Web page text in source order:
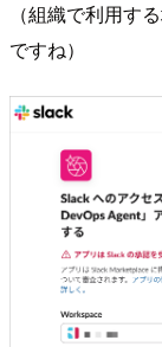
（組織で利用す
ですね）